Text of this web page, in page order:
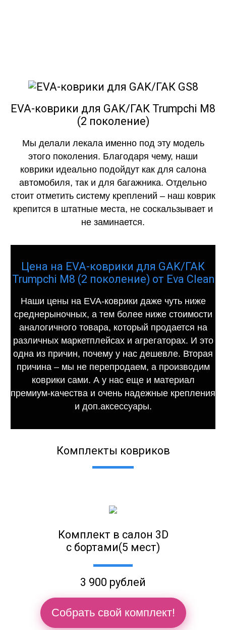
EVA-коврики для GAK/ГАК Trumpchi M8
(2 поколение)
Мы делали лекала именно под эту модель
этого поколения. Благодаря чему, наши
коврики идеально подойдут как для салона
автомобиля, так и для багажника. Отдельно
стоит отметить систему креплений – наш коврик
крепится в штатные места, не соскальзывает и
не заминается.
Цена на EVA-коврики для GAK/ГАК
Trumpchi M8 (2 поколение) от Eva Clean
Наши цены на EVA-коврики даже чуть ниже
среднерыночных, а тем более ниже стоимости
аналогичного товара, который продается на
различных маркетплейсах и агрегаторах. И это
одна из причин, почему у нас дешевле. Вторая
причина – мы не перепродаем, а производим
коврики сами. А у нас еще и материал
премиум-качества и очень надежные крепления
и доп.аксессуары.
Комплекты ковриков
Комплект в салон 3D
с бортами(5 мест)
3 900 рублей
Собрать свой комплект!